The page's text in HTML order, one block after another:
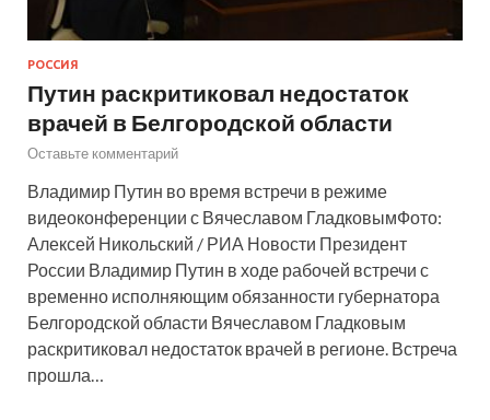
РОССИЯ
Путин раскритиковал недостаток
врачей в Белгородской области
Оставьте комментарий
Владимир Путин во время встречи в режиме
видеоконференции с Вячеславом ГладковымФото:
Алексей Никольский / РИА Новости Президент
России Владимир Путин в ходе рабочей встречи с
временно исполняющим обязанности губернатора
Белгородской области Вячеславом Гладковым
раскритиковал недостаток врачей в регионе. Встреча
прошла…